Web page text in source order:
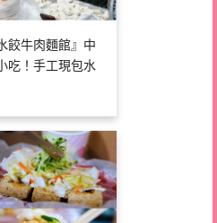
餃牛肉麵館』中
吃！手工現包水